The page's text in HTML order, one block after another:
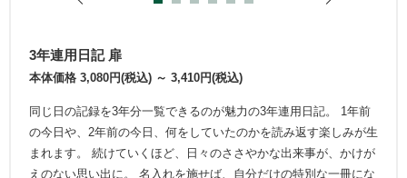
3年連用日記 扉
本体価格 3,080円(税込) ～ 3,410円(税込)
同じ日の記録を3年分一覧できるのが魅力の3年連用日記。 1年前
の今日や、2年前の今日、何をしていたのかを読み返す楽しみが生
まれます。 続けていくほど、日々のささやかな出来事が、かけが
えのない思い出に。 名入れを施せば、自分だけの特別な一冊にな